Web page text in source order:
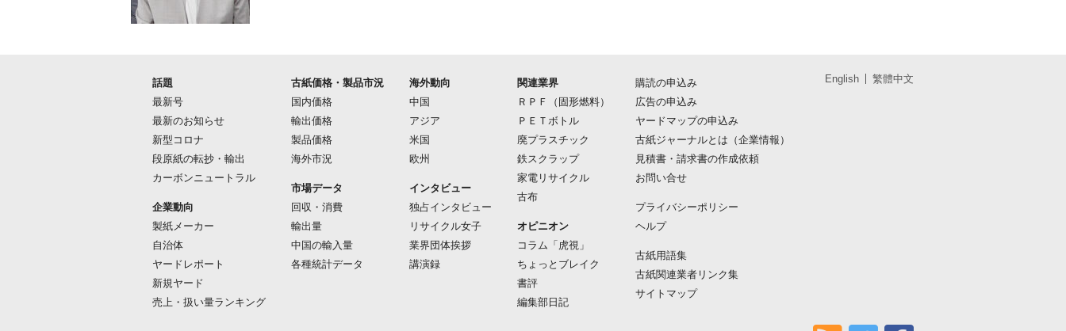
話題
最新号
最新のお知らせ
新型コロナ
段原紙の転抄・輸出
カーボンニュートラル
企業動向
製紙メーカー
自治体
ヤードレポート
新規ヤード
売上・扱い量ランキング
古紙価格・製品市況
国内価格
輸出価格
製品価格
海外市況
市場データ
回収・消費
輸出量
中国の輸入量
各種統計データ
海外動向
中国
アジア
米国
欧州
インタビュー
独占インタビュー
リサイクル女子
業界団体挨拶
講演録
関連業界
ＲＰＦ（固形燃料）
ＰＥＴボトル
廃プラスチック
鉄スクラップ
家電リサイクル
古布
オピニオン
コラム「虎視」
ちょっとブレイク
書評
編集部日記
購読の申込み
広告の申込み
ヤードマップの申込み
古紙ジャーナルとは（企業情報）
見積書・請求書の作成依頼
お問い合せ
プライバシーポリシー
ヘルプ
古紙用語集
古紙関連業者リンク集
サイトマップ
English 繁體中文